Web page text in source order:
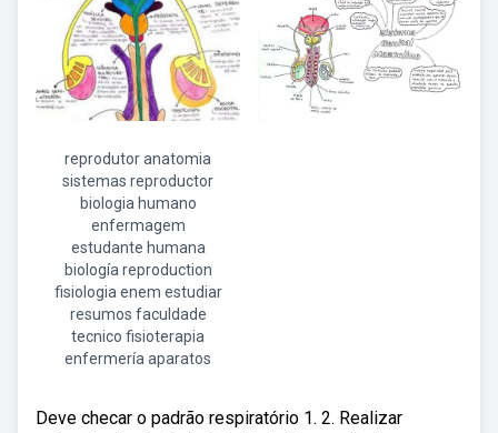
reprodutor anatomia
sistemas reproductor
biologia humano
enfermagem
estudante humana
biología reproduction
fisiologia enem estudiar
resumos faculdade
tecnico fisioterapia
enfermería aparatos
Deve checar o padrão respiratório 1. 2. Realizar